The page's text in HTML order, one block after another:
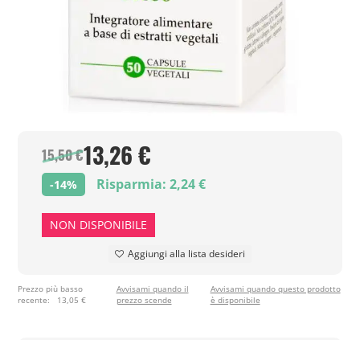
15,50 €13,26 €
-14% Risparmia: 2,24 €
NON DISPONIBILE
Aggiungi alla lista desideri
Prezzo più basso
recente:
13,05 €
Avvisami quando il
prezzo scende
Avvisami quando questo prodotto
è disponibile